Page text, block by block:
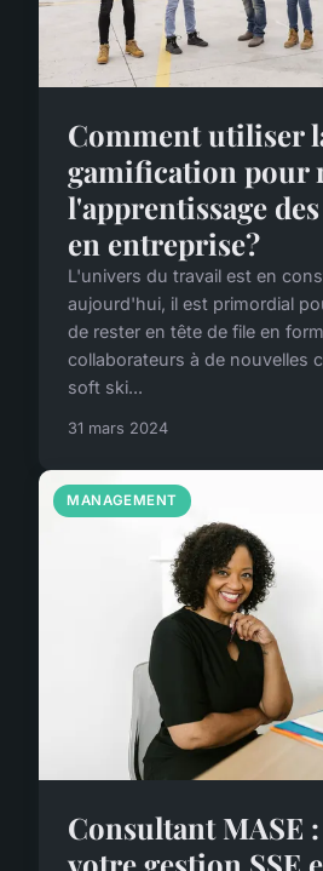
Comment utiliser
gamification pour
l'apprentissage
en entreprise?
L'univers du travail est en
aujourd'hui, il est primordial
de rester en tête de file en
collaborateurs à de nouvelles
soft ski...
31 mars 2024
MANAGEMENT
Consultant MASE
votre gestion SSE